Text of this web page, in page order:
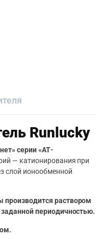
Runlucky
серии «АТ-
— катионирования при
слой ионообменной
раствором
периодичностью.